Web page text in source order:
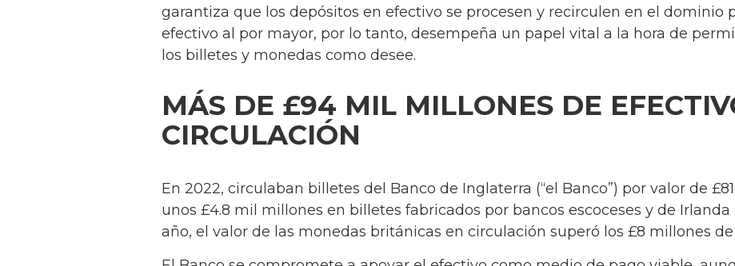
garantiza que los depósitos en efectivo se procesen y recirculen en el dominio
efectivo al por mayor, por lo tanto, desempeña un papel vital a la hora de
los billetes y monedas como desee.
MÁS DE £94 MIL MILLONES DE
CIRCULACIÓN
En 2022, circulaban billetes del Banco de Inglaterra (“el Banco”) por valor de
unos £4.8 mil millones en billetes fabricados por bancos escoceses y de
año, el valor de las monedas británicas en circulación superó los £8 millones de